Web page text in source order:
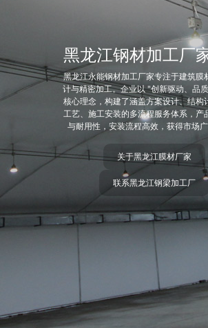
黑龙江钢材加工厂
黑龙江永能钢材加工厂家专注于建筑膜
计与精密加工。企业以 "创新驱动、品
核心理念，构建了涵盖方案设计、结构
工艺、施工安装的多流程服务体系，产
与耐用性，安装流程高效，获得市场广
关于黑龙江膜材厂家
联系黑龙江钢梁加工厂